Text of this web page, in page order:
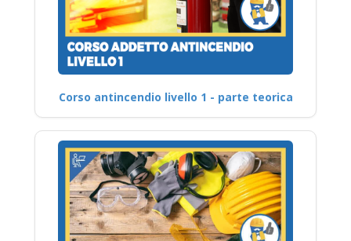
Corso antincendio livello 1 - parte teorica